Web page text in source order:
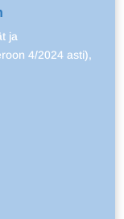
ja
4/2024 asti),